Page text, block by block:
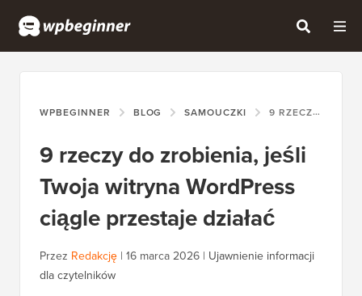
WPBEGINNER BLOG SAMOUCZKI 9 RZECZY DO ZROBIENIA, JEŚLI TWOJA WITRYNA WORDPRESS CIĄGLE PRZESTAJE DZIAŁAĆ
9 rzeczy do zrobienia, jeśli
Twoja witryna WordPress
ciągle przestaje działać
Przez Redakcję | 16 marca 2026 | Ujawnienie informacji
dla czytelników